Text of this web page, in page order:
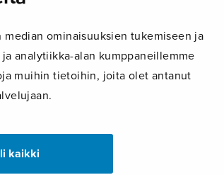
median ominaisuuksien tukemiseen ja
analytiikka-alan kumppaneillemme
muihin tietoihin, joita olet antanut
kaikki